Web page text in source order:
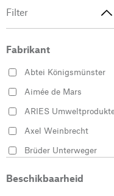
Filter
Fabrikant
Abtei Königsmünster
Aimée de Mars
ARIES
Axel Weinbrecht
Brüder Unterweger
Werkstätten
Beschikbaarheid